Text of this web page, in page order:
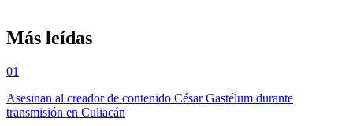
Más leídas
01
Asesinan al creador de contenido César Gastélum durante
transmisión en Culiacán